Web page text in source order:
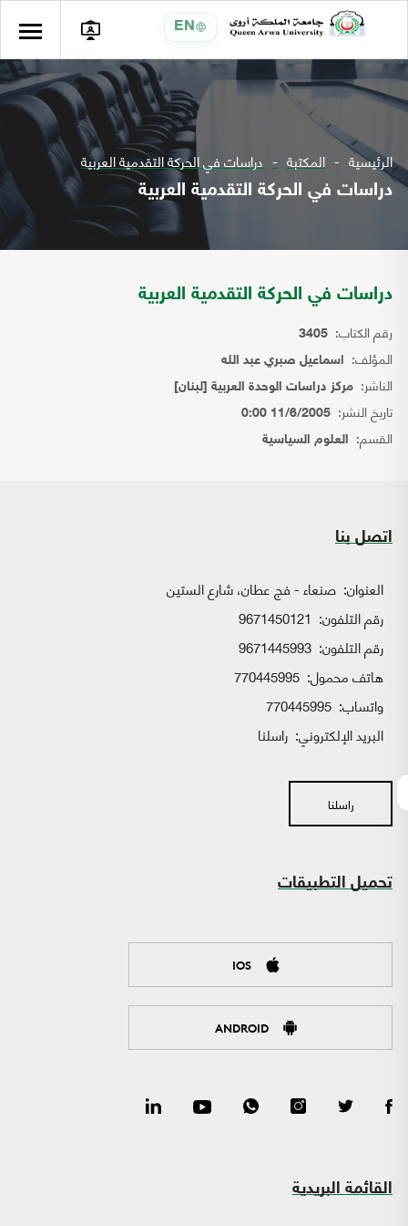
EN
الرئيسية المكتبة دراسات في الحركة التقدمية العربية
دراسات في الحركة التقدمية العربية
دراسات في الحركة التقدمية العربية
رقم الكتاب: 3405
المؤلف: اسماعيل صبري عبد الله
الناشر: مركز دراسات الوحدة العربية [لبنان]
تاريخ النشر: 11/6/2005 0:00
القسم: العلوم السياسية
اتصل بنا
العنوان: صنعاء - فج عطان، شارع الستين
رقم التلفون: 9671450121
رقم التلفون: 9671445993
هاتف محمول: 770445995
واتساب:
البريد الإلكتروني: راسلنا
راسلنا
تحميل التطبيقات
IOS
ANDROID
القائمة البريدية